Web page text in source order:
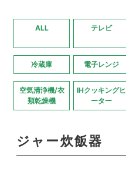
ALL テレビ
冷蔵庫 電子レンジ
空気清浄機/衣
類乾燥機
IHクッキングヒ
ーター
ジャー炊飯器